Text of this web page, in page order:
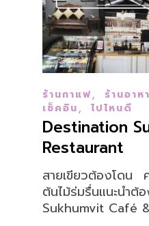
ร้านกาแฟ, ร้านอาห
เช็คอิน, ไปไหนดี
Destination
Restaurant
สายเขียวต้องโดน
ต้นไม้ร่มรื่นแนะ
Sukhumvit Café